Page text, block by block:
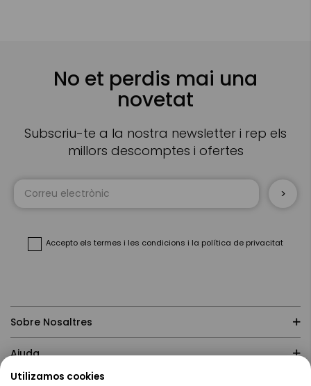
No et perdis mai una
novetat
Subscriu-te a la nostra newsletter i rep els
millors descomptes i ofertes
Accepto els termes i les condicions i la política de privacitat
Sobre Nosaltres
Ajuda
Utilizamos cookies